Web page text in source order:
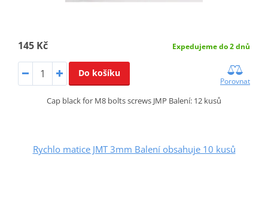
145 Kč Expedujeme do 2 dnů
Do košíku
Porovnat
Cap black for M8 bolts screws JMP Balení: 12 kusů
Rychlo matice JMT 3mm Balení obsahuje 10 kusů